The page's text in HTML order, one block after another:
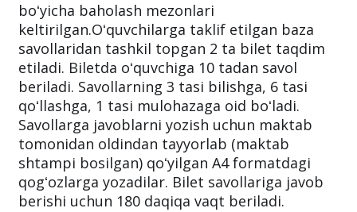
boʻyicha baholash mezonlari
keltirilgan.Oʻquvchilarga taklif etilgan baza
savollaridan tashkil topgan 2 ta bilet taqdim
etiladi. Biletda oʻquvchiga 10 tadan savol
beriladi. Savollarning 3 tasi bilishga, 6 tasi
qoʻllashga, 1 tasi mulohazaga oid boʻladi.
Savollarga javoblarni yozish uchun maktab
tomonidan oldindan tayyorlab (maktab
shtampi bosilgan) qoʻyilgan A4 formatdagi
qogʻozlarga yozadilar. Bilet savollariga javob
berishi uchun 180 daqiqa vaqt beriladi.